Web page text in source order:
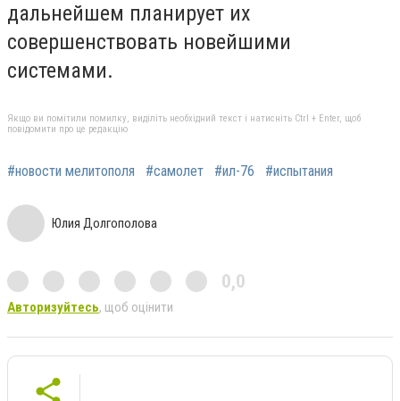
дальнейшем планирует их
совершенствовать новейшими
системами.
Якщо ви помітили помилку, виділіть необхідний текст і натисніть Ctrl + Enter, щоб
повідомити про це редакцію
#новости мелитополя #самолет #ил-76 #испытания
Юлия Долгополова
0,0
Авторизуйтесь, щоб оцінити